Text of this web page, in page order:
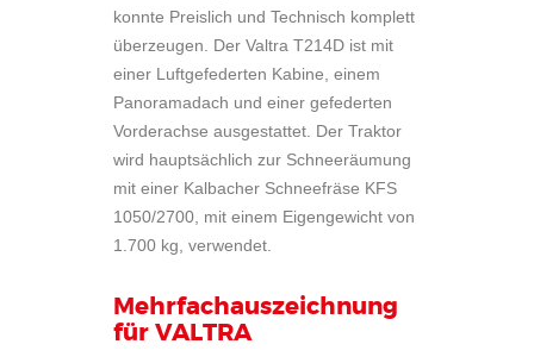
konnte Preislich und Technisch komplett
überzeugen. Der Valtra T214D ist mit
einer Luftgefederten Kabine, einem
Panoramadach und einer gefederten
Vorderachse ausgestattet. Der Traktor
wird hauptsächlich zur Schneeräumung
mit einer Kalbacher Schneefräse KFS
1050/2700, mit einem Eigengewicht von
1.700 kg, verwendet.
Mehrfachauszeichnung
für VALTRA